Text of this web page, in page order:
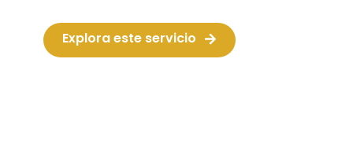
Explora este servicio